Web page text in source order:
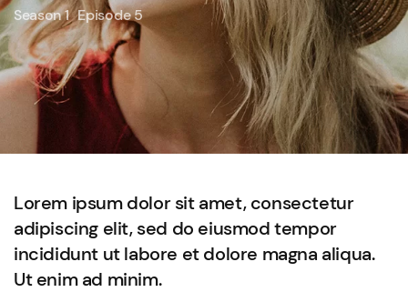
Season 1 Episode 5
Lorem ipsum dolor sit amet, consectetur
adipiscing elit, sed do eiusmod tempor
incididunt ut labore et dolore magna aliqua.
Ut enim ad minim.